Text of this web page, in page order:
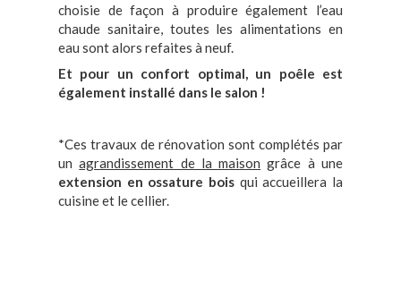
choisie de façon à produire également l’eau
chaude sanitaire, toutes les alimentations en
eau sont alors refaites à neuf.
Et pour un confort optimal, un poêle est
également installé dans le salon !
*Ces travaux de rénovation sont complétés par
unagrandissement de la maison grâce à une
extension en ossature bois qui accueillera la
cuisine et le cellier.